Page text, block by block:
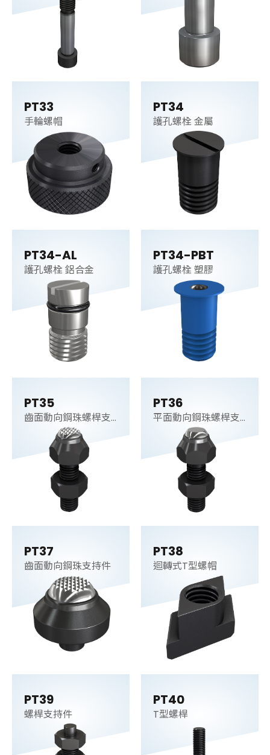
PT33
手輪螺帽
PT34
護孔螺栓 金屬
PT34-AL
護孔螺栓 鋁合金
PT34-PBT
護孔螺栓 塑膠
PT35
齒面動向鋼珠螺桿支
PT36
平面動向鋼珠螺桿支
PT37
齒面動向鋼珠支持件
PT38
迴轉式T型螺帽
PT39
螺桿支持件
PT40
T型螺桿